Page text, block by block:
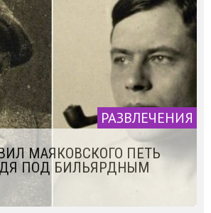
РАЗВЛЕЧЕНИЯ
МАЯКОВСКОГО ПЕТЬ
ПОД БИЛЬЯРДНЫМ